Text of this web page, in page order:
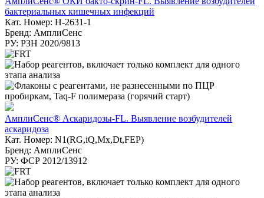
бактериальных кишечных инфекций
Кат. Номер: H-2631-1
Бренд: АмплиСенс
РУ: РЗН 2020/9813
АмплиСенс® Аскаридозы-FL. Выявление возбудителей
аскаридоза
Кат. Номер: N1(RG,iQ,Mx,Dt,FEP)
Бренд: АмплиСенс
РУ: ФСР 2012/13912